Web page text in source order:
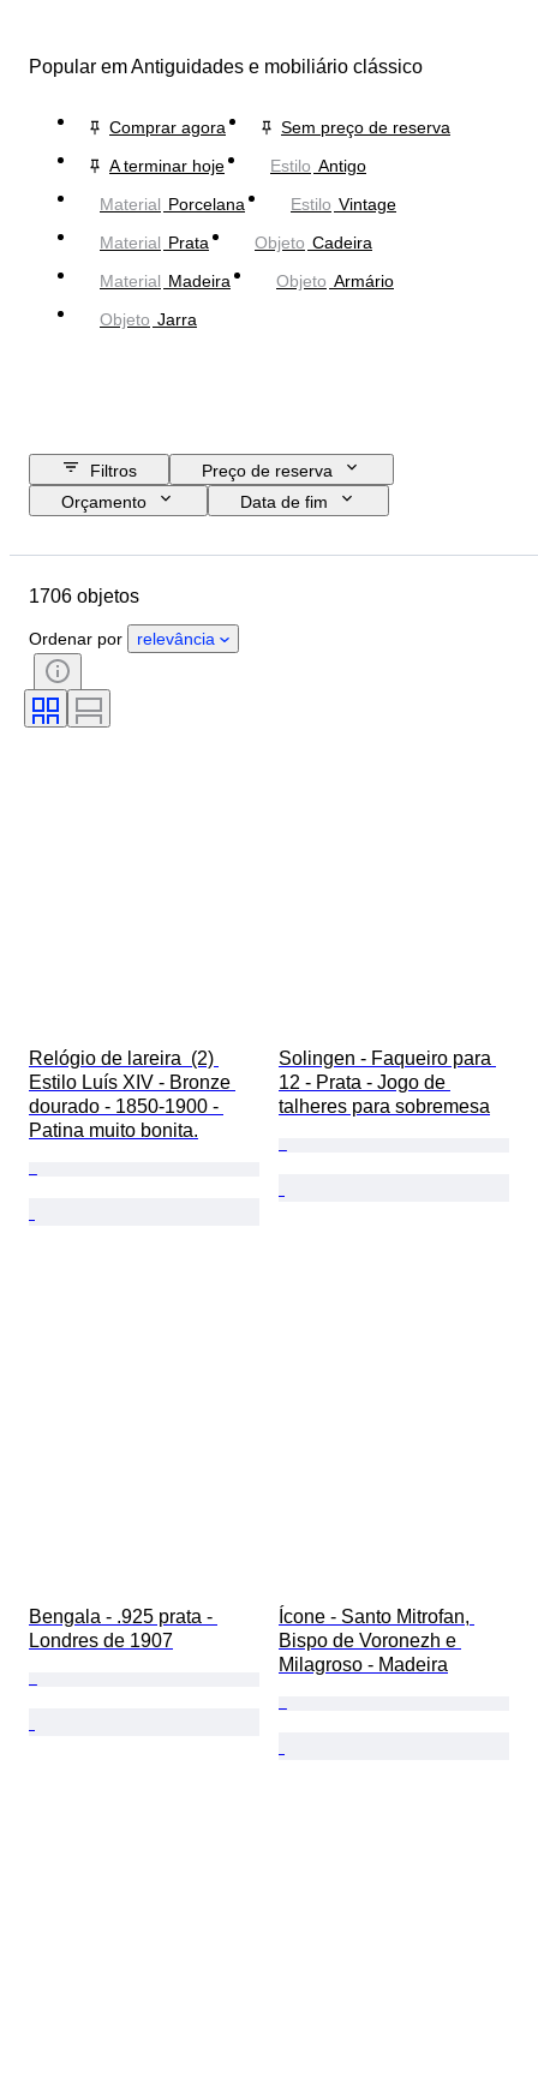
Popular em Antiguidades e mobiliário clássico
Comprar agora
Sem preço de reserva
A terminar hoje
Estilo Antigo
Material Porcelana Estilo Vintage
Material Prata Objeto Cadeira
Material Madeira Objeto Armário
Objeto Jarra
Filtros
Preço de reserva
Orçamento
Data de fim
País de origem
Estado
Certificação
Assinatura
Movimento do relógio
1706 objetos
Ordenar por relevância
Relógio de lareira  (2)
Estilo Luís XIV - Bronze
dourado - 1850-1900 -
Patina muito bonita.
Solingen - Faqueiro para
12 - Prata - Jogo de
talheres para sobremesa
Bengala - .925 prata -
Londres de 1907
Ícone - Santo Mitrofan,
Bispo de Voronezh e
Milagroso - Madeira